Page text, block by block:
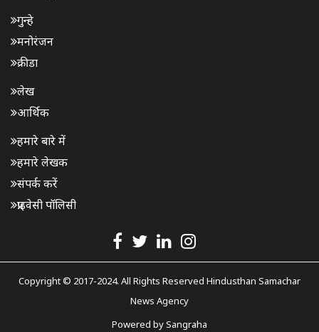
गुन्हे
मनोरंजन
क्रीडा
लेख
आर्थिक
हमारे बारे में
हमारे लेखक
संपर्क करें
प्राइवेसी पॉलिसी
Copyright © 2017-2024. All Rights Reserved Hindusthan Samachar
News Agency
Powered bySangraha